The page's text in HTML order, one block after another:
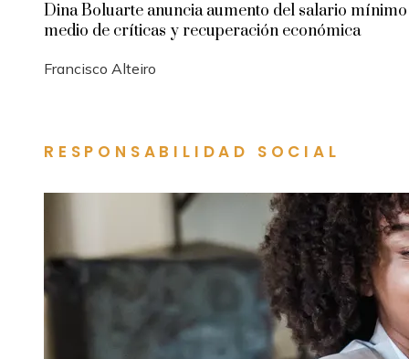
Dina Boluarte anuncia aumento del salario
medio de críticas y recuperación económica
Francisco Alteiro
RESPONSABILIDAD SOCIAL